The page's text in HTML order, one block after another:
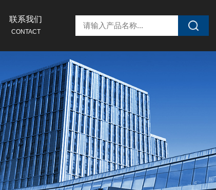
联系我们
CONTACT